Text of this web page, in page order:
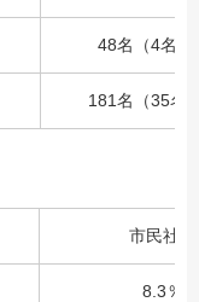
48名（4名合
181名（35名
市民社会
8.3％